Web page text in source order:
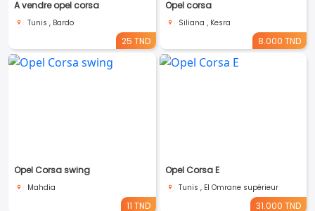
A vendre opel corsa
Tunis , Bardo
25 TND
Opel corsa
Siliana , Kesra
8.000 TND
Opel Corsa swing
Mahdia
11 TND
Opel Corsa E
Tunis , El Omrane supérieur
31.000 TND